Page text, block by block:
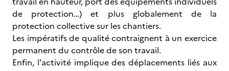
de protection…) et plus globalement de la
protection collective sur les chantiers.
Les impératifs de qualité contraignent à un exercice
permanent du contrôle de son travail.
Enfin, l'activité implique des déplacements liés aux